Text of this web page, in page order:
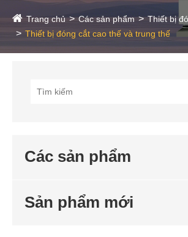
Trang chủ Các sản phẩm
Thiết bị
Thiết bị đóng cắt cao thế và trung thế
Các sản phẩm
Sản phẩm mới